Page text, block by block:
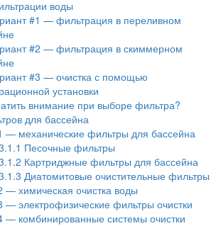
воды
#1 — фильтрация в переливном
#2 — фильтрация в скиммерном
#3 — очистка с помощью
установки
внимание при выборе фильтра?
для бассейна
механические фильтры для бассейна
Песочные фильтры
Картриджные фильтры для бассейна
Диатомитовые очистительные фильтры
химическая очистка воды
электрофизические фильтры очистки
комбинированные системы очистки